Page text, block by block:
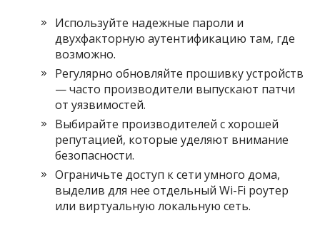
Используйте надежные пароли и
двухфакторную аутентификацию там, где
возможно.
Регулярно обновляйте прошивку устройств
— часто производители выпускают патчи
от уязвимостей.
Выбирайте производителей с хорошей
репутацией, которые уделяют внимание
безопасности.
Ограничьте доступ к сети умного дома,
выделив для нее отдельный Wi-Fi роутер
или виртуальную локальную сеть.